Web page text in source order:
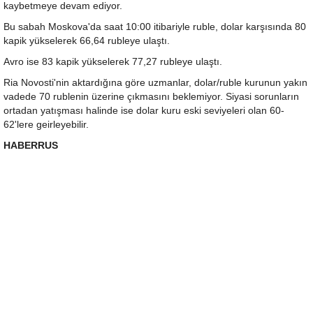
kaybetmeye devam ediyor.
Bu sabah Moskova'da saat 10:00 itibariyle ruble, dolar karşısında 80
kapik yükselerek 66,64 rubleye ulaştı.
Avro ise 83 kapik yükselerek 77,27 rubleye ulaştı.
Ria Novosti'nin aktardığına göre uzmanlar, dolar/ruble kurunun yakın
vadede 70 rublenin üzerine çıkmasını beklemiyor. Siyasi sorunların
ortadan yatışması halinde ise dolar kuru eski seviyeleri olan 60-
62'lere geirleyebilir.
HABERRUS